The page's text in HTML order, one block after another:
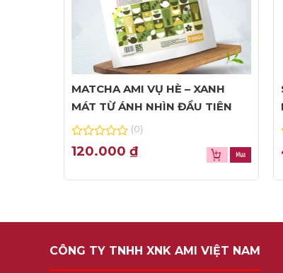
MATCHA AMI VỤ HÈ – XANH
MÁT TỪ ÁNH NHÌN ĐẦU TIÊN
0
out
5
(0)
120.000₫
CÔNG TY TNHH XNK AMI VIỆT NAM